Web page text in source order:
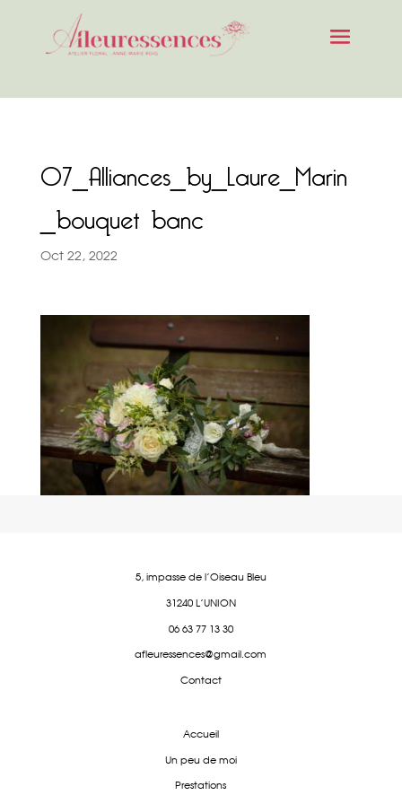
07_Alliances_by_Laure_Marin
_bouquet banc
Oct 22, 2022
5, impasse de l'Oiseau Bleu
31240 L'UNION
06 63 77 13 30
afleuressences@gmail.com
Contact
Accueil
Un peu de moi
Prestations